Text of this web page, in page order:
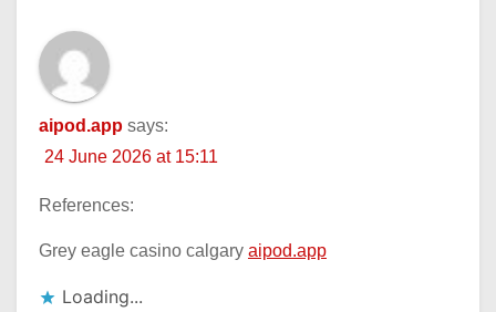
aipod.app says:
24 June 2026 at 15:11
References:
Grey eagle casino calgary aipod.app
Loading...